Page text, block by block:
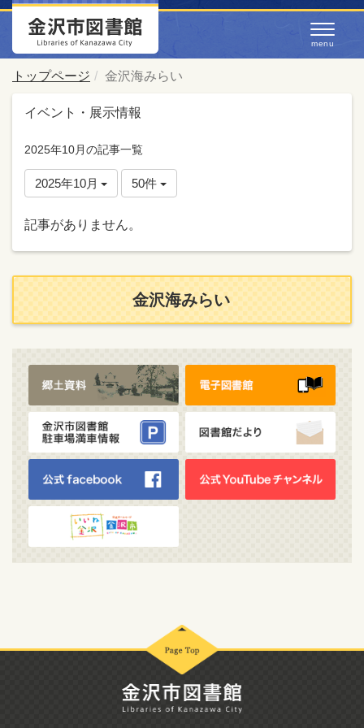
トップページ 金沢海みらい
イベント・展示情報
2025年10月の記事一覧
2025年10月 50件
記事がありません。
金沢海みらい